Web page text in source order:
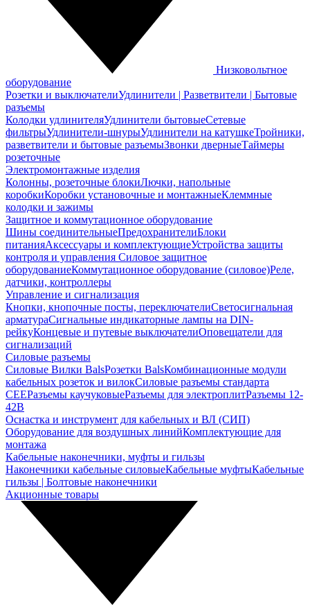
Низковольтное
оборудование
Розетки и выключателиУдлинители | Разветвители | Бытовые
разъемы
Колодки удлинителяУдлинители бытовыеСетевые
фильтрыУдлинители-шнурыУдлинители на катушкеТройники,
разветвители и бытовые разъемыЗвонки дверныеТаймеры
розеточные
Электромонтажные изделия
Колонны, розеточные блокиЛючки, напольные
коробкиКоробки установочные и монтажныеКлеммные
колодки и зажимы
Защитное и коммутационное оборудование
Шины соединительныеПредохранителиБлоки
питанияАксессуары и комплектующиеУстройства защиты
контроля и управления Силовое защитное
оборудованиеКоммутационное оборудование (силовое)Реле,
датчики, контроллеры
Управление и сигнализация
Кнопки, кнопочные посты, переключателиСветосигнальная
арматураСигнальные индикаторные лампы на DIN-
рейкуКонцевые и путевые выключателиОповещатели для
сигнализаций
Силовые разъемы
Силовые Вилки BalsРозетки BalsКомбинационные модули
кабельных розеток и вилокСиловые разъемы стандарта
CEEРазъемы каучуковыеРазъемы для электроплитРазъемы 12-
42В
Оснастка и инструмент для кабельных и ВЛ (СИП)
Оборудование для воздушных линийКомплектующие для
монтажа
Кабельные наконечники, муфты и гильзы
Наконечники кабельные силовыеКабельные муфтыКабельные
гильзы | Болтовые наконечники
Акционные товары